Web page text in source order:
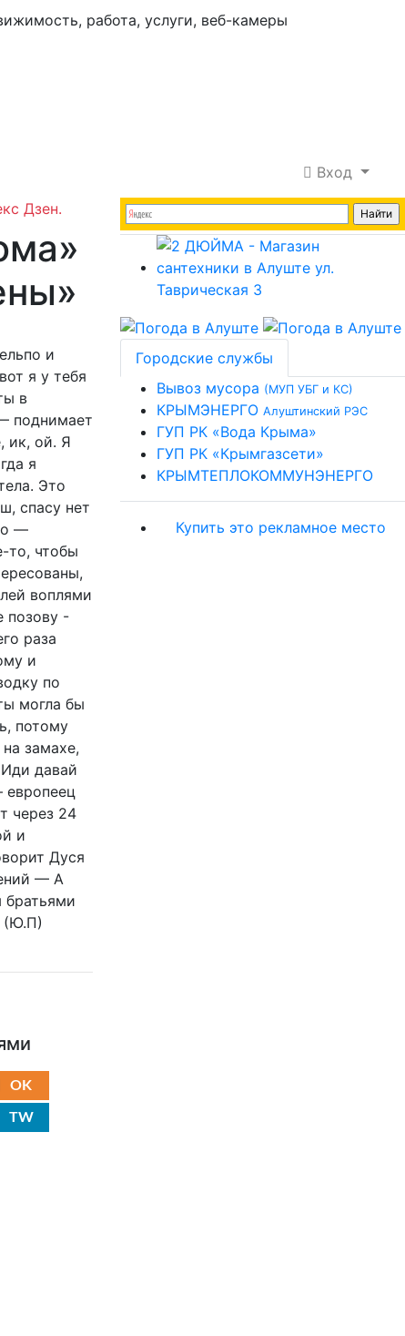
Вход
Дзен.
и
я у тебя
в
поднимает
ик, ой. Я
я
Это
спасу нет
—
то, чтобы
воплями
позову -
раза
и
по
могла бы
потому
замахе,
давай
через 24
и
Дуся
— А
братьями
(Ю.П)
OK
TW
Городские службы
Вывоз мусора (МУП УБГ и КС)
КРЫМЭНЕРГО Алуштинский РЭС
ГУП РК «Вода Крыма»
ГУП РК «Крымгазсети»
КРЫМТЕПЛОКОММУНЭНЕРГО
Купить это рекламное место